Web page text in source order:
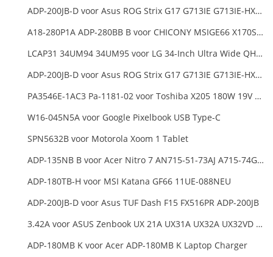
ADP-200JB-D voor Asus ROG Strix G17 G713IE G713IE-HX002W
A18-280P1A ADP-280BB B voor CHICONY MSIGE66 X170SMG, MSI GE66 GE76
LCAP31 34UM94 34UM95 voor LG 34-Inch Ultra Wide QHD Monitor LED
ADP-200JB-D voor Asus ROG Strix G17 G713IE G713IE-HX002W
PA3546E-1AC3 Pa-1181-02 voor Toshiba X205 180W 19V 9.5A Laptop DC Charger Power Supply
W16-045N5A voor Google Pixelbook USB Type-C
SPN5632B voor Motorola Xoom 1 Tablet
ADP-135NB B voor Acer Nitro 7 AN715-51-73AJ A715-74G-52B0 Notebook
ADP-180TB-H voor MSI Katana GF66 11UE-088NEU
ADP-200JB-D voor Asus TUF Dash F15 FX516PR ADP-200JB
3.42A voor ASUS Zenbook UX 21A UX31A UX32A UX32VD Series Ultrabook Models
ADP-180MB K voor Acer ADP-180MB K Laptop Charger